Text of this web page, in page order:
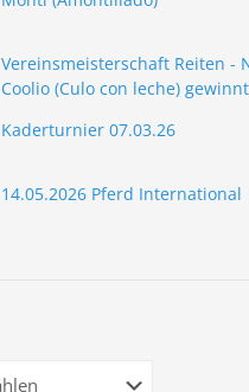
Vereinsmeisterschaft Reiten -
Coolio (Culo con leche)
Kaderturnier 07.03.26
14.05.2026 Pferd International